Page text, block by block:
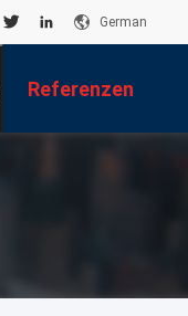
German
Referenzen